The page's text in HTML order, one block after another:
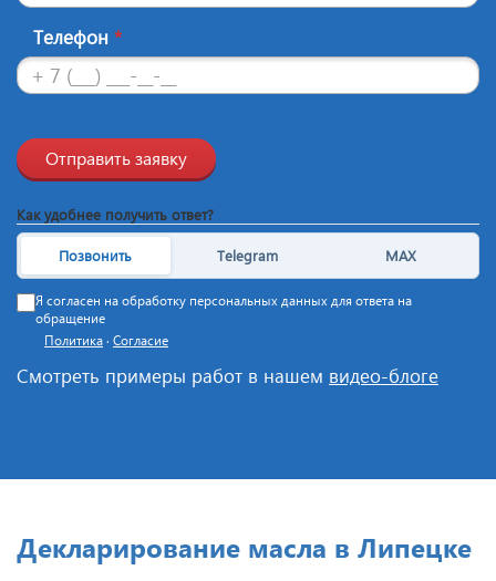
Телефон *
Отправить заявку
Как удобнее получить ответ?
Позвонить Telegram MAX
Я согласен на обработку персональных данных для ответа на
обращение
Политика · Согласие
Смотреть примеры работ в нашем видео-блоге
Декларирование масла в Липецке